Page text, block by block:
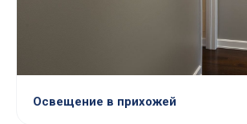
Освещение в прихожей